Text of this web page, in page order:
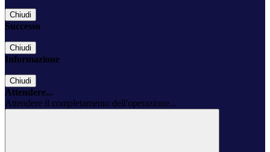
Chiudi
Successo
Chiudi
Informazione
Chiudi
Attendere...
Attendere il completamento dell'operazione...